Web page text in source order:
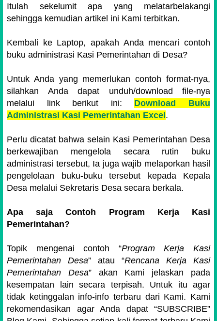
Itulah sekelumit apa yang melatarbelakangi
sehingga kemudian artikel ini Kami terbitkan.
Kembali ke Laptop, apakah Anda mencari contoh
buku administrasi Kasi Pemerintahan di Desa?
Untuk Anda yang memerlukan contoh format-nya,
silahkan Anda dapat unduh/download file-nya
melalui link berikut ini: Download Buku
Administrasi Kasi Pemerintahan Excel.
Perlu dicatat bahwa selain Kasi Pemerintahan Desa
berkewajiban mengelola secara rutin buku
administrasi tersebut, Ia juga wajib melaporkan hasil
pengelolaan buku-buku tersebut kepada Kepala
Desa melalui Sekretaris Desa secara berkala.
Apa saja Contoh Program Kerja Kasi
Pemerintahan?
Topik mengenai contoh “Program Kerja Kasi
Pemerintahan Desa” atau “Rencana Kerja Kasi
Pemerintahan Desa” akan Kami jelaskan pada
kesempatan lain secara terpisah. Untuk itu agar
tidak ketinggalan info-info terbaru dari Kami. Kami
rekomendasikan agar Anda dapat “SUBSCRIBE”